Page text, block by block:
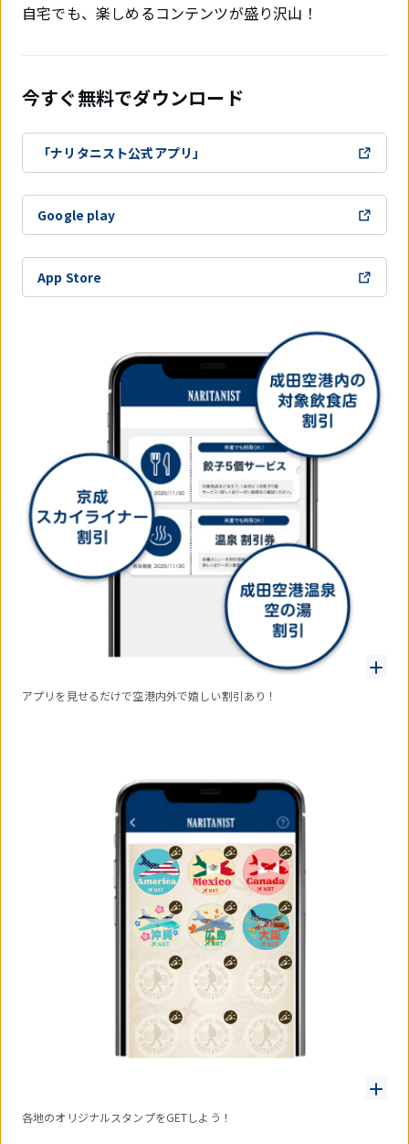
自宅でも、楽しめるコンテンツが盛り沢山！
今すぐ無料でダウンロード
「ナリタニスト公式アプリ」
Google play
App Store
アプリを見せるだけで空港内外で嬉しい割引あり！
各地のオリジナルスタンプをGETしよう！